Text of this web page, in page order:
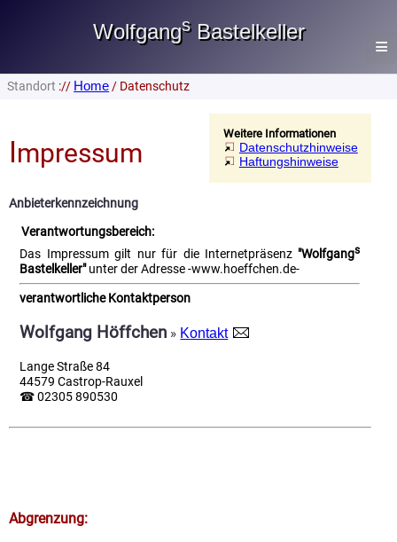
WolfgangsBastelkeller
≡
Lautsprecher
Heimwerken
Impressum
Datenschutz
Standort :// Home/ Datenschutz
Weitere Informationen
Datenschutzhinweise
Haftungshinweise
Impressum
Anbieterkennzeichnung
Verantwortungsbereich:
Das Impressum gilt nur für die Internetpräsenz "Wolfgangs
Bastelkeller" unter der Adresse -www.hoeffchen.de-
verantwortliche Kontaktperson
Wolfgang Höffchen » Kontakt
Lange Straße 84
44579 Castrop-Rauxel
☎ 02305 890530
Abgrenzung: